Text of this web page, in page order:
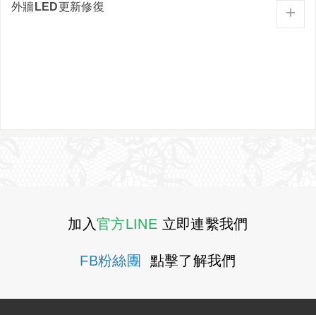
外牆LED更新修復 +
加入官方LINE 立即連繫我們
FB粉絲團 點擊了解我們